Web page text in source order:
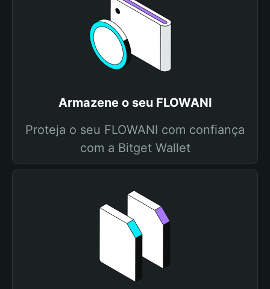
Armazene o seu FLOWANI
Proteja o seu FLOWANI com confiança
com a Bitget Wallet